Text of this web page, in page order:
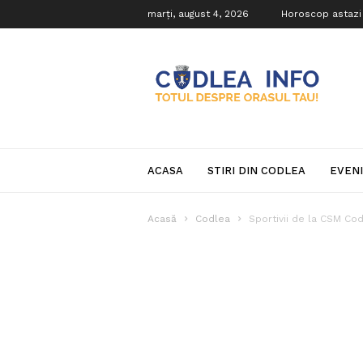
marți, august 4, 2026 Horoscop astazi
Info
ACASA STIRI DIN CODLEA
Acasă Codlea Sportivii de la CSM